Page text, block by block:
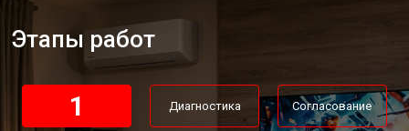
Прошивка телевизора Toshiba
Замена трансформаторов
Этапы работ
1 Диагностика Согласование